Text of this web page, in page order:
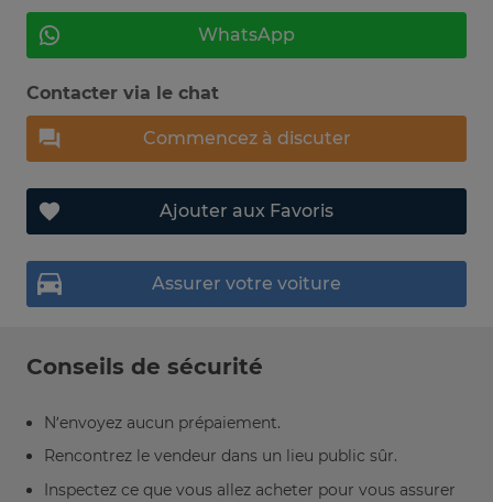
WhatsApp
Contacter via le chat
Commencez à discuter
Ajouter aux Favoris
Assurer votre voiture
Conseils de sécurité
N’envoyez aucun prépaiement.
Rencontrez le vendeur dans un lieu public sûr.
Inspectez ce que vous allez acheter pour vous assurer